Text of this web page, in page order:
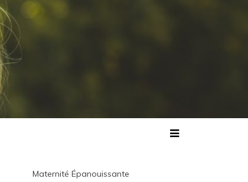
Maternité Épanouissante